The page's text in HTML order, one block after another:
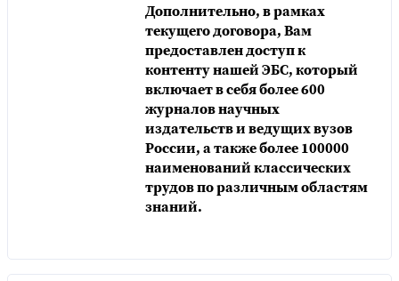
Дополнительно, в рамках
текущего договора, Вам
предоставлен доступ к
контенту нашей ЭБС, который
включает в себя более 600
журналов научных
издательств и ведущих вузов
России, а также более 100000
наименований классических
трудов по различным областям
знаний.